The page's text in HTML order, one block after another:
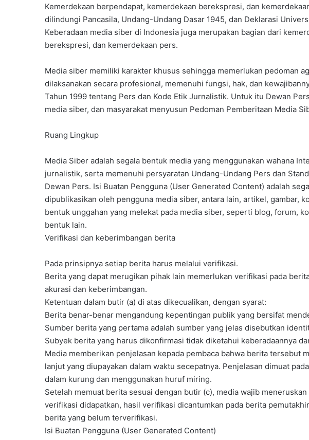
Kemerdekaan berpendapat, kemerdekaan berekspresi, dan
dilindungi Pancasila, Undang-Undang Dasar 1945, dan Deklarasi
Keberadaan media siber di Indonesia juga merupakan bagian dari
berekspresi, dan kemerdekaan pers.
Media siber memiliki karakter khusus sehingga memerlukan pedoman
dilaksanakan secara profesional, memenuhi fungsi, hak, dan
Tahun 1999 tentang Pers dan Kode Etik Jurnalistik. Untuk itu Dewan
media siber, dan masyarakat menyusun Pedoman Pemberitaan Media
Ruang Lingkup
Media Siber adalah segala bentuk media yang menggunakan wahana
jurnalistik, serta memenuhi persyaratan Undang-Undang Pers dan
Dewan Pers. Isi Buatan Pengguna (User Generated Content) adalah
dipublikasikan oleh pengguna media siber, antara lain, artikel, gambar,
bentuk unggahan yang melekat pada media siber, seperti blog, forum,
bentuk lain.
Verifikasi dan keberimbangan berita
Pada prinsipnya setiap berita harus melalui verifikasi.
Berita yang dapat merugikan pihak lain memerlukan verifikasi pada
akurasi dan keberimbangan.
Ketentuan dalam butir (a) di atas dikecualikan, dengan syarat:
Berita benar-benar mengandung kepentingan publik yang bersifat
Sumber berita yang pertama adalah sumber yang jelas disebutkan
Subyek berita yang harus dikonfirmasi tidak diketahui keberadaannya
Media memberikan penjelasan kepada pembaca bahwa berita tersebut
lanjut yang diupayakan dalam waktu secepatnya. Penjelasan dimuat
dalam kurung dan menggunakan huruf miring.
Setelah memuat berita sesuai dengan butir (c), media wajib
verifikasi didapatkan, hasil verifikasi dicantumkan pada berita
berita yang belum terverifikasi.
Isi Buatan Pengguna (User Generated Content)